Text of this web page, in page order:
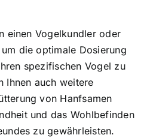
einen Vogelkundler oder
die optimale Dosierung
spezifischen Vogel zu
Ihnen auch weitere
von Hanfsamen
und das Wohlbefinden
zu gewährleisten.